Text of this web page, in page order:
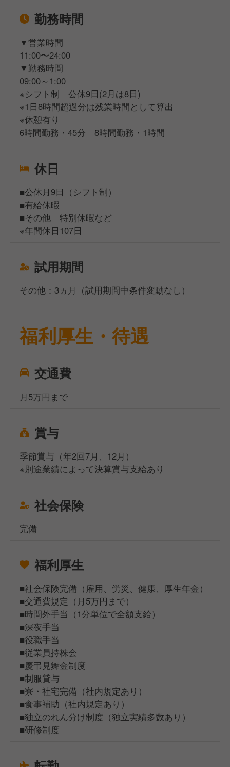
勤務時間
▼営業時間
11:00〜24:00
▼勤務時間
09:00～1:00
※シフト制 公休9日(2月は8日)
※1日8時間超過分は残業時間として算出
※休憩有り
6時間勤務・45分 8時間勤務・1時間
休日
■公休月9日（シフト制）
■有給休暇
■その他 特別休暇など
※年間休日107日
試用期間
その他：3ヵ月（試用期間中条件変動なし）
福利厚生・待遇
交通費
月5万円まで
賞与
季節賞与（年2回7月、12月）
※別途業績によって決算賞与支給あり
社会保険
完備
福利厚生
■社会保険完備（雇用、労災、健康、厚生年金）
■交通費規定（月5万円まで）
■時間外手当（1分単位で全額支給）
■深夜手当
■役職手当
■従業員持株会
■慶弔見舞金制度
■制服貸与
■寮・社宅完備（社内規定あり）
■食事補助（社内規定あり）
■独立のれん分け制度（独立実績多数あり）
■研修制度